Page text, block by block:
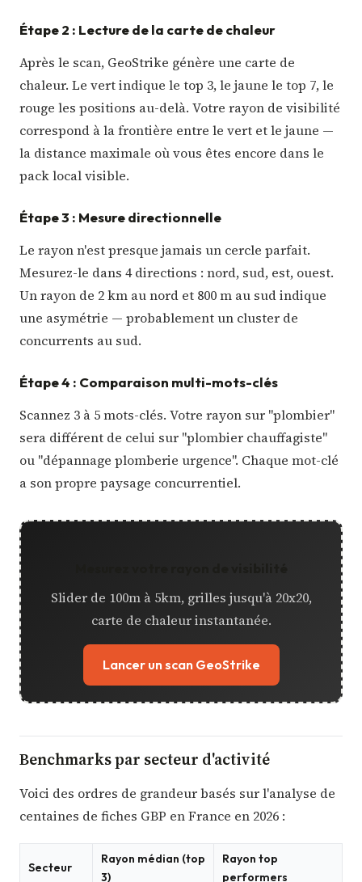
Étape 2 : Lecture de la carte de chaleur
Après le scan, GeoStrike génère une carte de
chaleur. Le vert indique le top 3, le jaune le top 7, le
rouge les positions au-delà. Votre rayon de visibilité
correspond à la frontière entre le vert et le jaune —
la distance maximale où vous êtes encore dans le
pack local visible.
Étape 3 : Mesure directionnelle
Le rayon n'est presque jamais un cercle parfait.
Mesurez-le dans 4 directions : nord, sud, est, ouest.
Un rayon de 2 km au nord et 800 m au sud indique
une asymétrie — probablement un cluster de
concurrents au sud.
Étape 4 : Comparaison multi-mots-clés
Scannez 3 à 5 mots-clés. Votre rayon sur "plombier"
sera différent de celui sur "plombier chauffagiste"
ou "dépannage plomberie urgence". Chaque mot-clé
a son propre paysage concurrentiel.
Slider de 100m à 5km, grilles jusqu'à 20x20,
carte de chaleur instantanée.
Lancer un scan GeoStrike
Benchmarks par secteur d'activité
Voici des ordres de grandeur basés sur l'analyse de
centaines de fiches GBP en France en 2026 :
Secteur
Rayon médian (top
3)
Rayon top
performers